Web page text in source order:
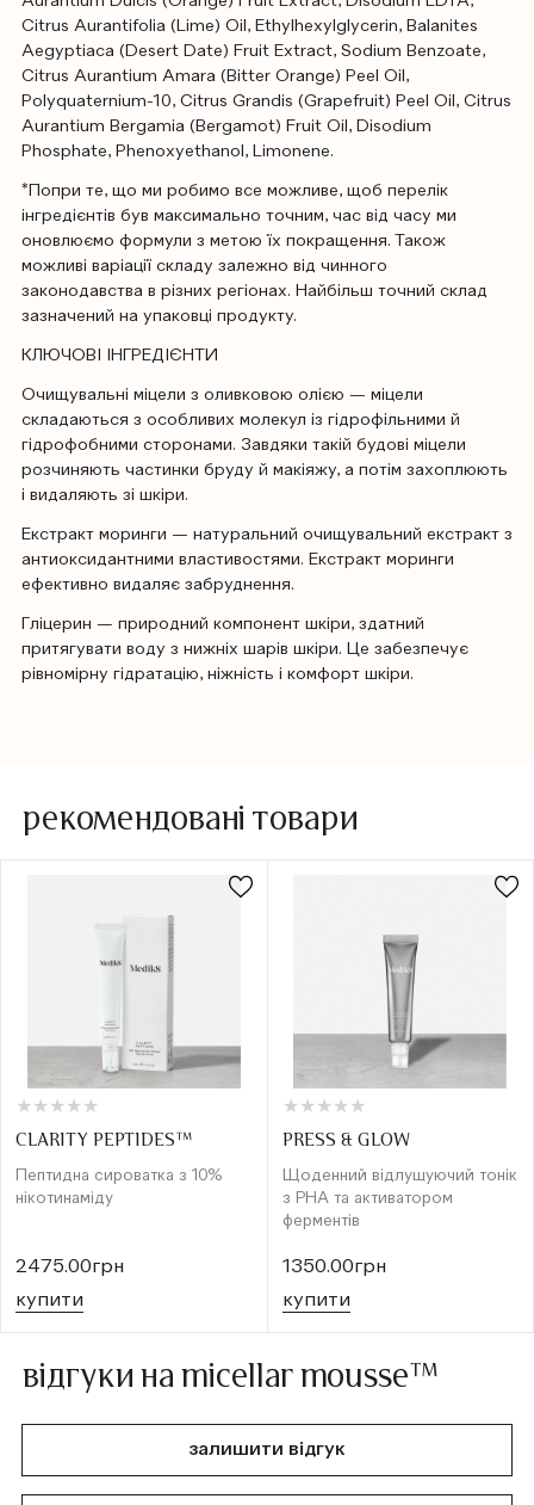
Citrus Aurantifolia (Lime) Oil, Ethylhexylglycerin, Balanites
Aegyptiaca (Desert Date) Fruit Extract, Sodium Benzoate,
Citrus Aurantium Amara (Bitter Orange) Peel Oil,
Polyquaternium-10, Citrus Grandis (Grapefruit) Peel Oil, Citrus
Aurantium Bergamia (Bergamot) Fruit Oil, Disodium
Phosphate, Phenoxyethanol, Limonene.
*Попри те, що ми робимо все можливе, щоб перелік
інгредієнтів був максимально точним, час від часу ми
оновлюємо формули з метою їх покращення. Також
можливі варіації складу залежно від чинного
законодавства в різних регіонах. Найбільш точний склад
зазначений на упаковці продукту.
КЛЮЧОВІ ІНГРЕДІЄНТИ
Очищувальні міцели з оливковою олією — міцели
складаються з особливих молекул із гідрофільними й
гідрофобними сторонами. Завдяки такій будові міцели
розчиняють частинки бруду й макіяжу, а потім захоплюють
і видаляють зі шкіри.
Екстракт моринги — натуральний очищувальний екстракт з
антиоксидантними властивостями. Екстракт моринги
ефективно видаляє забруднення.
Гліцерин — природний компонент шкіри, здатний
притягувати воду з нижніх шарів шкіри. Це забезпечує
рівномірну гідратацію, ніжність і комфорт шкіри.
рекомендовані товари
★
★ ★
★ ★
★ ★
★ ★
★
CLARITY PEPTIDES™
Пептидна сироватка з 10%
нікотинаміду
2475.00грн
купити
★
★ ★
★ ★
★ ★
★ ★
★
PRESS & GLOW
Щоденний відлущуючий тонік
з РНА та активатором
ферментів
1350.00грн
купити
відгуки на micellar mousse™
залишити відгук